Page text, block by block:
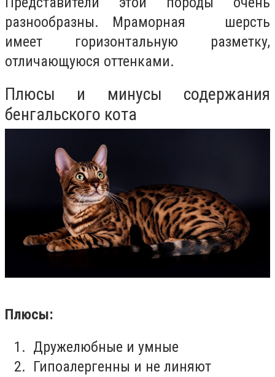
разнообразны. Мраморная шерсть
имеет горизонтальную разметку,
отличающуюся оттенками.
Плюсы и минусы содержания
бенгальского кота
Плюсы:
Дружелюбные и умные
Гипоалергенны и не линяют